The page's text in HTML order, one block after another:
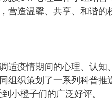
营造温馨、共享、和谐的
适疫情期间的心理、认
组织策划了一系列科普
小橙子们的广泛好评。